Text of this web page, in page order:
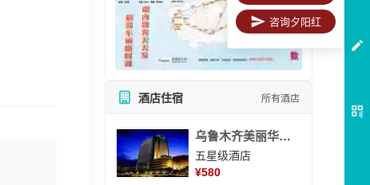
酒店住宿 所有酒店
乌鲁木齐美丽华大酒
五星级酒店
¥580
咨询夕阳红